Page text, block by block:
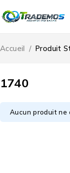
1740
Accueil / Produit
Aucun produit ne